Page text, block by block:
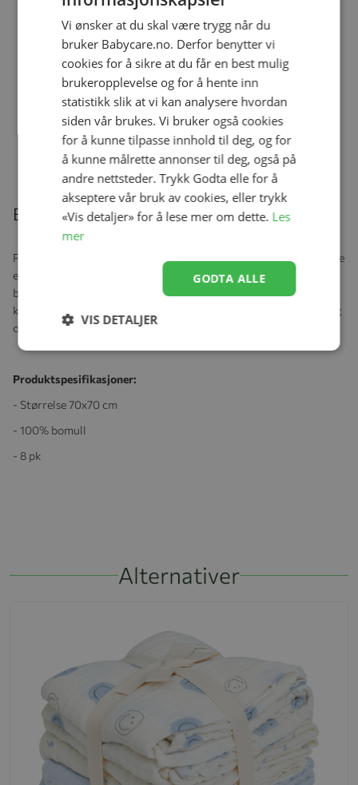
Thule, Urban Glide 3, 4in1, Black inkl.
Maple, Black + Base, Alfi,
nyfødtpakke
kr 20 296,00 kr 16 990,00
Beskrivelse
Praktiske gasskluter som kan brukes til mange formål! Gassklutene
er laget av deilig økologisk bomull, og materialet er mykt og
behagelig mot huden. De er flotte å bruke som gulpekluter,
kosefille og underlag for å beskytte madrass og annet mot gulping
og sikling.
Produktspesifikasjoner:
- Størrelse 70x70 cm
- 100% bomull
- 8 pk
Relaterte produkter
Alternativer
Vi ønsker at du skal være trygg når du
bruker Babycare.no. Derfor benytter vi
cookies for å sikre at du får en best mulig
brukeropplevelse og for å hente inn
statistikk slik at vi kan analysere hvordan
siden vår brukes. Vi bruker også cookies
for å kunne tilpasse innhold til deg, og for
å kunne målrette annonser til deg, også på
andre nettsteder. Trykk Godta elle for å
akseptere vår bruk av cookies, eller trykk
«Vis detaljer» for å lese mer om dette. Les
mer
GODTA ALLE
VIS DETALJER